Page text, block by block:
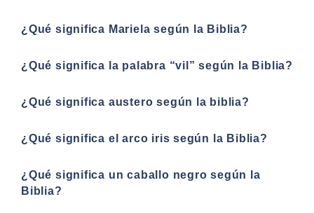
¿Qué significa Mariela según la Biblia?
¿Qué significa la palabra “vil” según la Biblia?
¿Qué significa austero según la biblia?
¿Qué significa el arco iris según la Biblia?
¿Qué significa un caballo negro según la
Biblia?